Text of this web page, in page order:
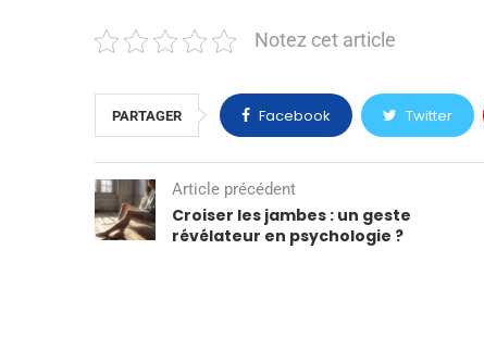
Notez cet article
PARTAGER Facebook Twitter
Article précédent
Croiser les jambes : un geste
révélateur en psychologie ?